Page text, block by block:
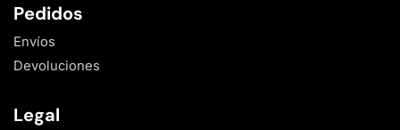
Pedidos
Envíos
Devoluciones
Legal